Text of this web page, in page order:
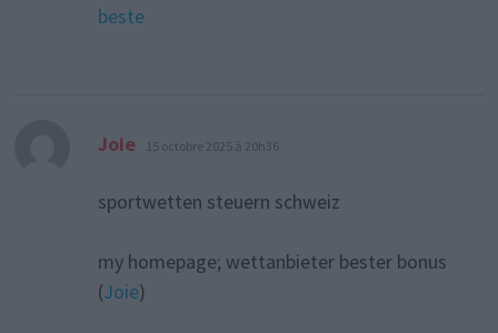
beste
Joie dit :
15 octobre 2025 à 20h36
sportwetten steuern schweiz
my homepage; wettanbieter bester bonus
(Joie)